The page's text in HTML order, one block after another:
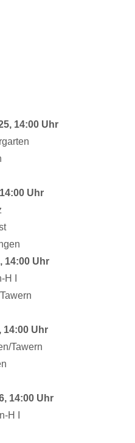
14:00 Uhr
14:00 Uhr
14:00 Uhr
H I
14:00 Uhr
Tawern
14:00 Uhr
H I